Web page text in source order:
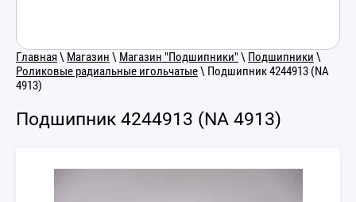
Главная\ Магазин \ Магазин "Подшипники" \ Подшипники \
Роликовые радиальные игольчатые\ Подшипник 4244913 (NA
4913)
Подшипник 4244913 (NA 4913)